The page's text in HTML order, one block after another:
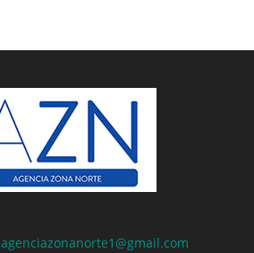
agenciazonanorte1@gmail.com